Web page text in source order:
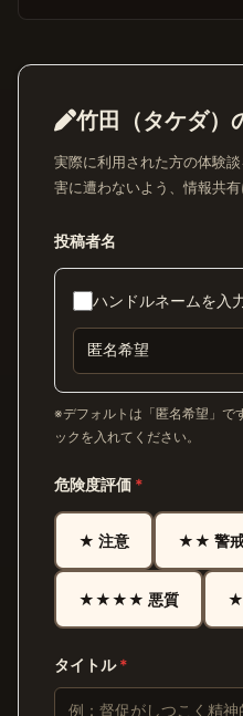
竹田（タケダ）
実際に利用された方の体験
害に遭わないよう、情報共有
投稿者名
ハンドルネームを入
※デフォルトは「匿名希望」で
ックを入れてください。
危険度評価 *
★ 注意 ★★ 警
★★★★ 悪質
タイトル*